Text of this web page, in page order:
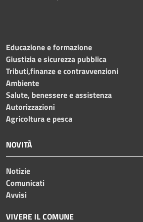
Educazione e formazione
Giustizia e sicurezza pubblica
Tributi,finanze e contravvenzioni
Ambiente
Salute, benessere e assistenza
Autorizzazioni
Agricoltura e pesca
NOVITÀ
Notizie
Comunicati
Avvisi
VIVERE IL COMUNE